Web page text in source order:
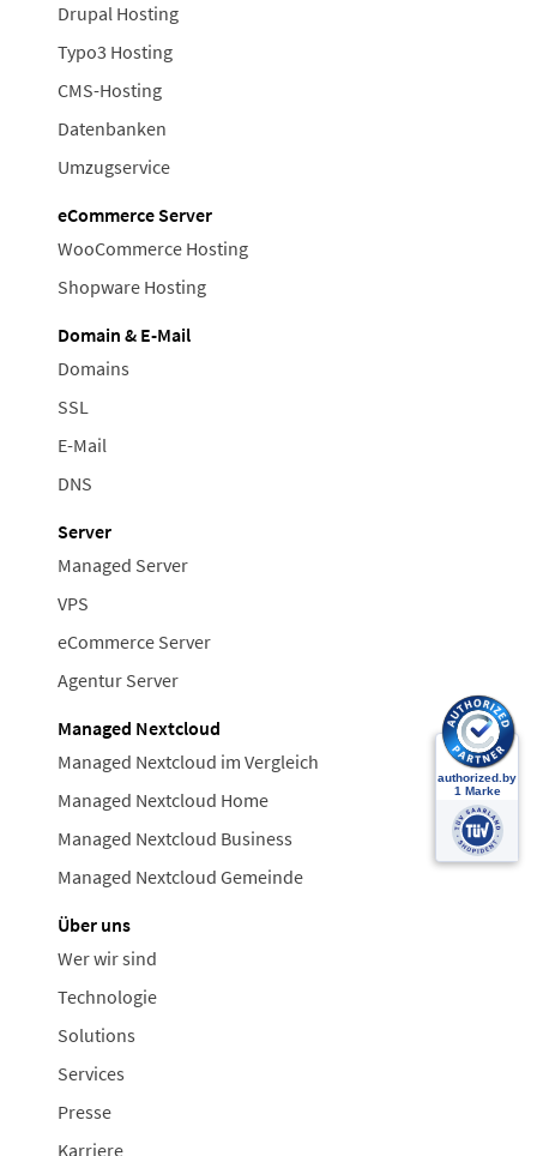
Drupal Hosting
Typo3 Hosting
CMS-Hosting
Datenbanken
Umzugservice
eCommerce Server
WooCommerce Hosting
Shopware Hosting
Domain & E-Mail
Domains
SSL
E-Mail
DNS
Server
Managed Server
VPS
eCommerce Server
Agentur Server
Managed Nextcloud
Managed Nextcloud im Vergleich
Managed Nextcloud Home
Managed Nextcloud Business
Managed Nextcloud Gemeinde
Über uns
Wer wir sind
Technologie
Solutions
Services
Presse
Karriere